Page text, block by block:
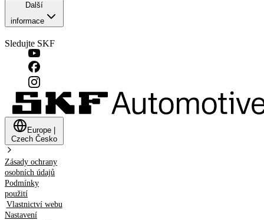
Další
informace
Sledujte SKF
Europe
Czech Česko
Zásady ochrany
osobních údajů
Podmínky
použití
Vlastnictví webu
Nastavení